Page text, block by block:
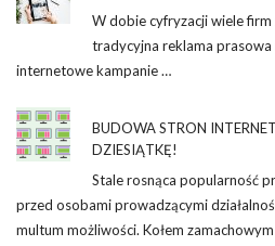
W dobie cyfryzacji wiele
tradycyjna reklama prasowa
internetowe kampanie …
BUDOWA STRON
DZIESIĄTKĘ!
Stale rosnąca popularność
przed osobami prowadzącymi
multum możliwości. Kołem